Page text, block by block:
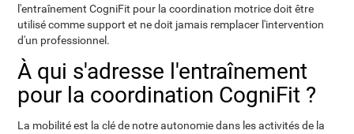
l'entraînement CogniFit pour la coordination motrice doit être
utilisé comme support et ne doit jamais remplacer l'intervention
d'un professionnel.
À qui s'adresse l'entraînement
pour la coordination CogniFit ?
La mobilité est la clé de notre autonomie dans les activités de la